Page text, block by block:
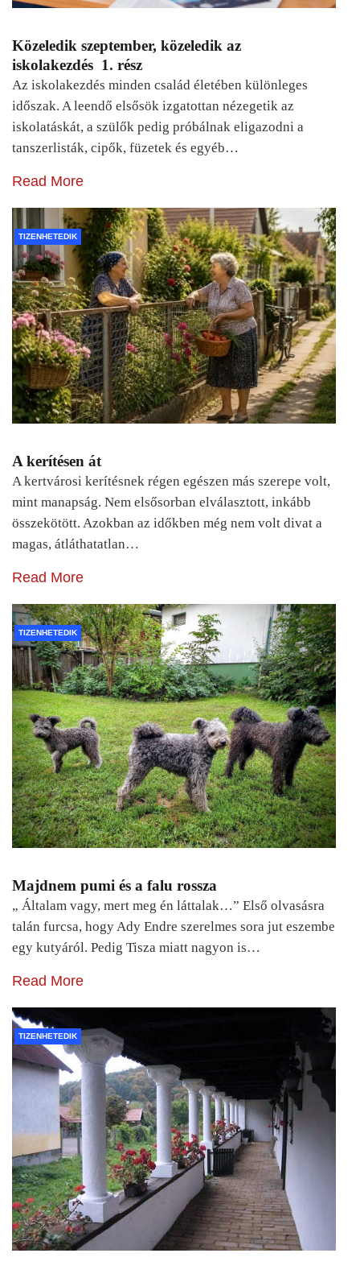
Közeledik szeptember, közeledik az
iskolakezdés 1. rész
Az iskolakezdés minden család életében különleges
időszak. A leendő elsősök izgatottan nézegetik az
iskolatáskát, a szülők pedig próbálnak eligazodni a
tanszerlisták, cipők, füzetek és egyéb…
Read More
TIZENHETEDIK
A kerítésen át
A kertvárosi kerítésnek régen egészen más szerepe volt,
mint manapság. Nem elsősorban elválasztott, inkább
összekötött. Azokban az időkben még nem volt divat a
magas, átláthatatlan…
Read More
TIZENHETEDIK
Majdnem pumi és a falu rossza
„ Általam vagy, mert meg én láttalak…” Első olvasásra
talán furcsa, hogy Ady Endre szerelmes sora jut eszembe
egy kutyáról. Pedig Tisza miatt nagyon is…
Read More
TIZENHETEDIK